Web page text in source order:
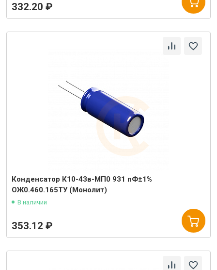
332.20 ₽
Конденсатор К10-43в-МП0 931 пФ±1%
ОЖ0.460.165ТУ (Монолит)
В наличии
353.12 ₽